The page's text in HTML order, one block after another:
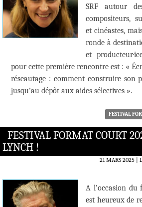
SRF autour
compositeurs,
et cinéastes,
ronde à
et
pour cette première rencontre est : «
réseautage : comment construire son
jusqu’au dépôt aux aides sélectives ».
FESTIVAL
FESTIVAL FORMAT COURT
LYNCH !
21 MARS 2025
A l’occasion du
est heureux de